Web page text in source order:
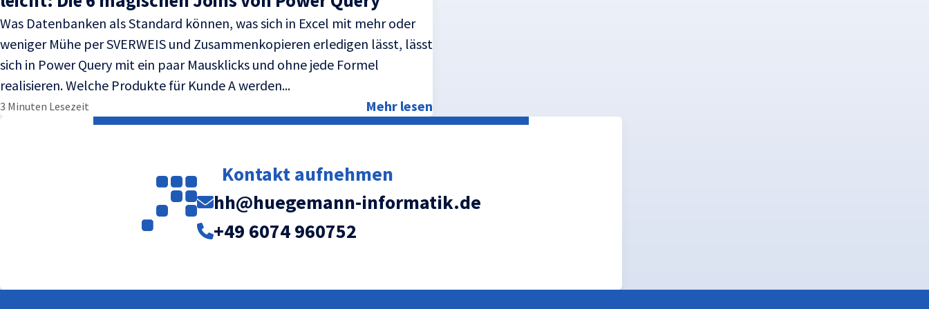
Was Datenbanken als Standard können, was sich in Excel mit mehr oder
weniger Mühe per SVERWEIS und Zusammenkopieren erledigen lässt, lässt
sich in Power Query mit ein paar Mausklicks und ohne jede Formel
realisieren. Welche Produkte für Kunde A werden...
3 Minuten Lesezeit Mehr lesen
Kontakt aufnehmen
hh@huegemann-informatik.de
+49 6074 960752